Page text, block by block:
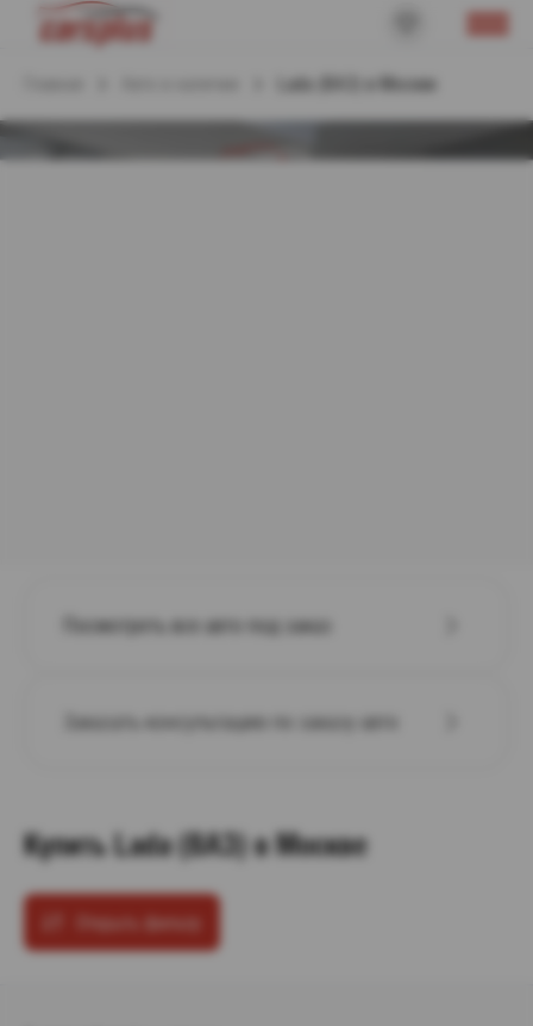
Lada (ВАЗ) в Москве
Посмотреть все авто под заказ
Заказать консультацию по заказу авто
Купить Lada (ВАЗ) в Москве
Открыть фильтр